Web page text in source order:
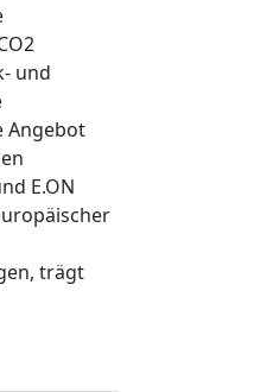
und
Angebot
E.ON
trägt